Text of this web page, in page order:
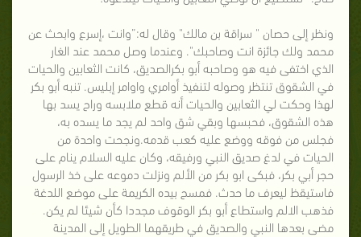
ونظر إلى حصان " سراقة بن مالك" وقال له:”وانت ،إسرع وابحث عن
محمد ولك جائزة انت وصاحبك". وعندما وصل محمد عند الغار
الذي اختفى فيه هو وصاحبه أبو بكرالصديق، كانت الثعابين والحيات
في الشقوق تنتظر وصوله لتنفيذ أوامري واوامر إبليس. تنبه أبو بكر
لهذا وحكت لي الثعابين والحيات أنه قطع ملابسه وراح يسد بها
هذه الشقوق، فحبسها وبقي شق واحد لم يجد ما يسده به،
فجلس من فوقه ووضع عليه كعب قدمه.ونجحت واحدة من
الحيات في لدغ صديق النبي ورفيقه، وكان عليه السلام ينام على
حجر أبي بكر، فبكى ابو بكر من الألم ونزلت دموعه على خذ الرسول
فاستيقظ ليعرف ما حدث. فمسح بيده الكريمة على موضع اللدغة
فذهب الالم واستطاع أبو بكر الوقوف مجددا كأن شيئا لم يكن.
مضى بعدها النبي والصديق في طريقهما الطويل إلى المدينة